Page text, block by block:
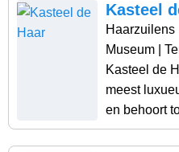
Kasteel
Haarzuilens
Museum |
Kasteel de
meest
en behoort